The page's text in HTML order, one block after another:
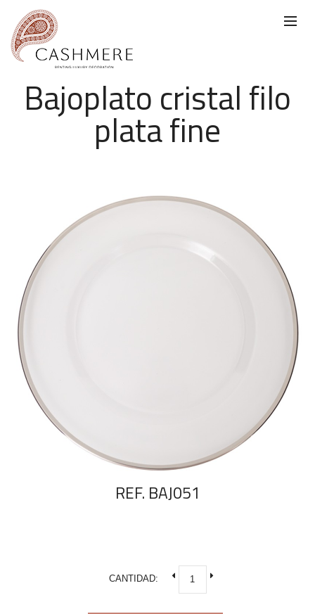
Bajoplato cristal filo
plata fine
REF. BAJ051
CANTIDAD: